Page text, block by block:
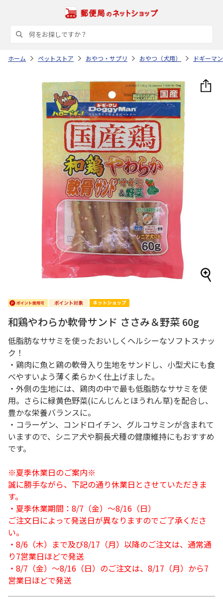
ホーム ペットストア おやつ・サプリ おやつ（犬用） ドギーマ
和鶏やわらか軟骨サンド ささみ＆野菜 60g
低脂肪なササミを使ったおいしくヘルシーなソフトスナッ
ク！
・鶏肉に魚と鶏の軟骨入り生地をサンドし、小型犬にも食
べやすいよう薄く柔らかく仕上げました。
・外側の生地には、鶏肉の中で最も低脂肪なササミを使
用。さらに緑黄色野菜(にんじんとほうれん草)を配合し、
豊かな栄養バランスに。
・コラーゲン、コンドロイチン、グルコサミンが含まれて
いますので、シニア犬や胴長犬種の健康維持にもおすすめ
です。
※夏季休業日のご案内※
誠に勝手ながら、下記の通り休業日とさせていただきま
す。
・夏季休業期間：8/7（金）～8/16（日）
ご注文日によって発送日が異なりますのでご了承くださ
い。
・8/6（木）まで及び8/17（月）以降のご注文は、通常通
り7営業日ほどで発送
・8/7（金）～8/16（日）のご注文は、8/17（月）から7
営業日ほどで発送